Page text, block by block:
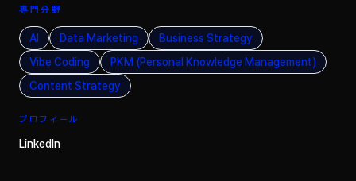
専門分野
AI Data Marketing
Business Strategy
Vibe Coding
PKM (Personal Knowledge Management)
Content Strategy
プロフィール
LinkedIn